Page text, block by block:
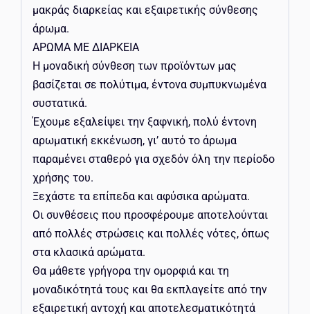
μακράς διαρκείας και εξαιρετικής σύνθεσης
άρωμα.
ΑΡΩΜΑ ΜΕ ΔΙΑΡΚΕΙΑ
Η μοναδική σύνθεση των προϊόντων μας
βασίζεται σε πολύτιμα, έντονα συμπυκνωμένα
συστατικά.
Έχουμε εξαλείψει την ξαφνική, πολύ έντονη
αρωματική εκκένωση, γι’ αυτό το άρωμα
παραμένει σταθερό για σχεδόν όλη την περίοδο
χρήσης του.
Ξεχάστε τα επίπεδα και αφύσικα αρώματα.
Οι συνθέσεις που προσφέρουμε αποτελούνται
από πολλές στρώσεις και πολλές νότες, όπως
στα κλασικά αρώματα.
Θα μάθετε γρήγορα την ομορφιά και τη
μοναδικότητά τους και θα εκπλαγείτε από την
εξαιρετική αντοχή και αποτελεσματικότητά